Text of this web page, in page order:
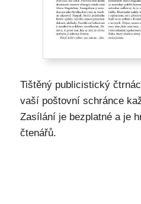
Tištěný publicistický
vaší poštovní schránce
Zasílání je bezplatné a je
čtenářů.